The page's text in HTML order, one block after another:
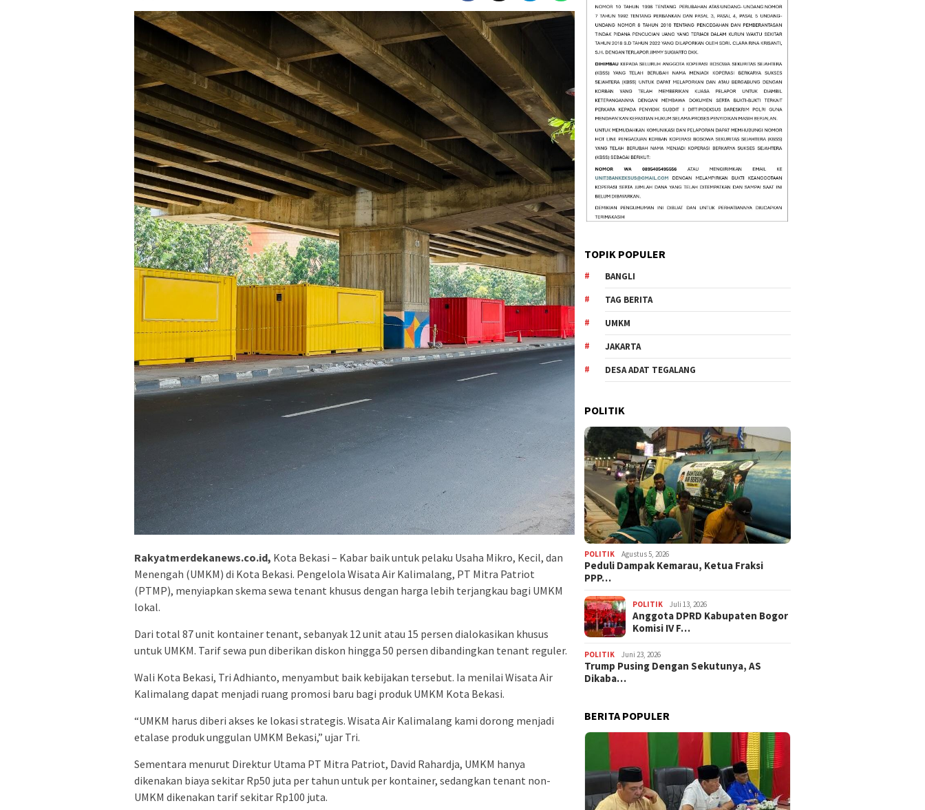
Rakyatmerdekanews.co.id, Kota Bekasi – Kabar baik untuk pelaku Usaha Mikro, Kecil, dan
Menengah (UMKM) di Kota Bekasi. Pengelola Wisata Air Kalimalang, PT Mitra Patriot
(PTMP), menyiapkan skema sewa tenant khusus dengan harga lebih terjangkau bagi UMKM
lokal.
Dari total 87 unit kontainer tenant, sebanyak 12 unit atau 15 persen dialokasikan khusus
untuk UMKM. Tarif sewa pun diberikan diskon hingga 50 persen dibandingkan tenant reguler.
Wali Kota Bekasi, Tri Adhianto, menyambut baik kebijakan tersebut. Ia menilai Wisata Air
Kalimalang dapat menjadi ruang promosi baru bagi produk UMKM Kota Bekasi.
“UMKM harus diberi akses ke lokasi strategis. Wisata Air Kalimalang kami dorong menjadi
etalase produk unggulan UMKM Bekasi,” ujar Tri.
Sementara menurut Direktur Utama PT Mitra Patriot, David Rahardja, UMKM hanya
dikenakan biaya sekitar Rp50 juta per tahun untuk per kontainer, sedangkan tenant non-
UMKM dikenakan tarif sekitar Rp100 juta.
TOPIK POPULER
BANGLI
TAG BERITA
UMKM
JAKARTA
DESA ADAT TEGALANG
POLITIK
POLITIK Agustus 5, 2026
‎Peduli Dampak Kemarau, Ketua Fraksi
PPP…
POLITIK Juli 13, 2026
Anggota DPRD Kabupaten Bogor
Komisi IV F…
POLITIK Juni 23, 2026
Trump Pusing Dengan Sekutunya, AS
Dikaba…
BERITA POPULER